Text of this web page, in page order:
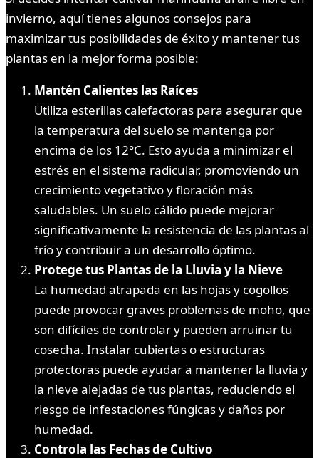
invierno, aquí tienes algunos consejos para
maximizar tus posibilidades de éxito y mantener tus
plantas en la mejor forma posible:
Mantén Calientes las Raíces
Utiliza esterillas calefactoras para asegurar que
la temperatura del suelo se mantenga por
encima de los 12°C. Esto ayuda a minimizar el
estrés en el sistema radicular, promoviendo un
crecimiento vegetativo y floración más
saludables. Un suelo cálido puede mejorar
significativamente la resistencia de las plantas al
frío y contribuir a un desarrollo óptimo.
Protege tus Plantas de la Lluvia y la Nieve
La humedad atrapada en las hojas y cogollos
puede provocar graves problemas de moho, que
son difíciles de controlar y pueden arruinar tu
cosecha. Instalar cubiertas o estructuras
protectoras puede ayudar a mantener la lluvia y
la nieve alejadas de tus plantas, reduciendo el
riesgo de infestaciones fúngicas y daños por
humedad.
Controla las Fechas de Cultivo